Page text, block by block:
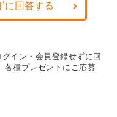
に回答する
イン・会員登録せずに回
各種プレゼントにご応募